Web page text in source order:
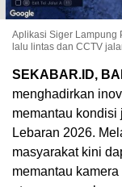
Aplikasi Siger Lampung
lalu lintas dan CCTV
SEKABAR.ID,
menghadirkan
memantau
Lebaran 2026.
masyarakat kini
memantau